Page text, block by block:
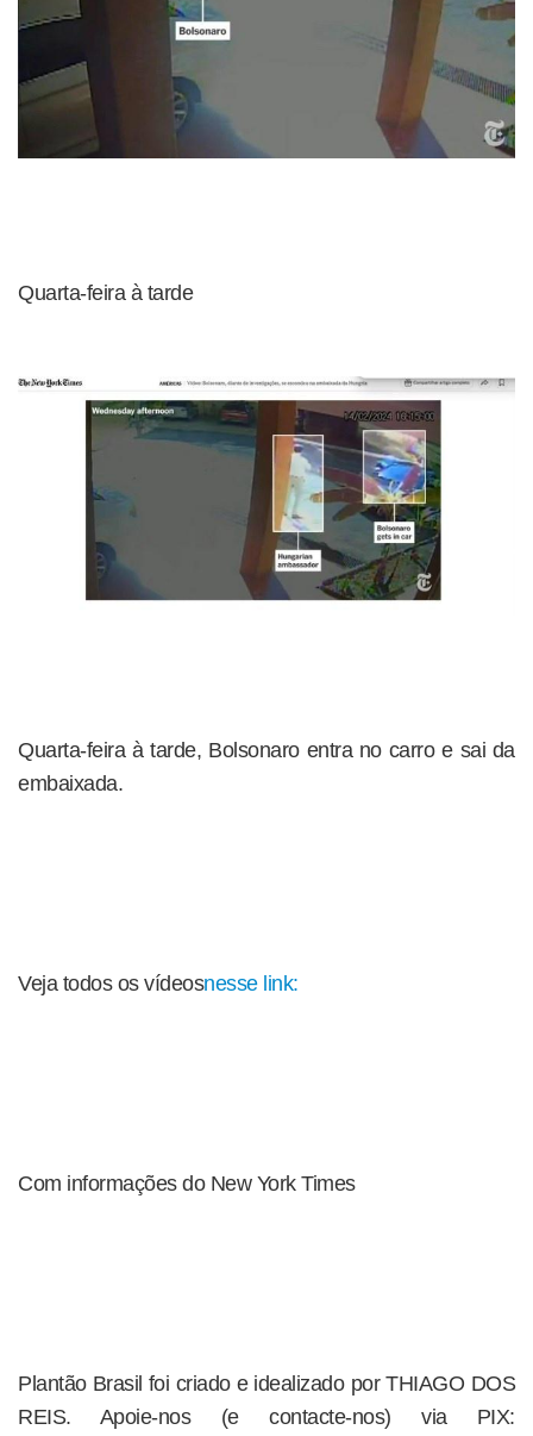
Quarta-feira à tarde
Quarta-feira à tarde, Bolsonaro entra no carro e sai da
embaixada.
Veja todos os vídeosnesse link:
Com informações do New York Times
Plantão Brasil foi criado e idealizado por THIAGO DOS
REIS. Apoie-nos (e contacte-nos) via PIX: